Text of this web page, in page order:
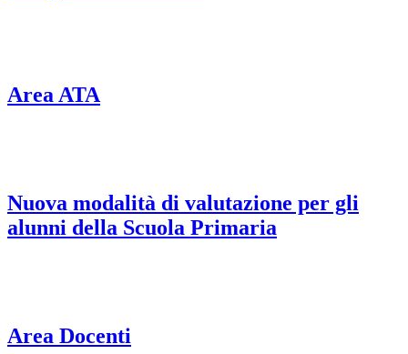
Area ATA
Nuova modalità di valutazione per gli
alunni della Scuola Primaria
Area Docenti